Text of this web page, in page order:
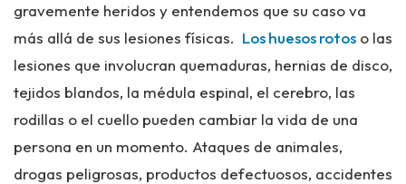
gravemente heridos y entendemos que su caso va
más allá de sus lesiones físicas. Los huesos rotos o las
lesiones que involucran quemaduras, hernias de disco,
tejidos blandos, la médula espinal, el cerebro, las
rodillas o el cuello pueden cambiar la vida de una
persona en un momento. Ataques de animales,
drogas peligrosas, productos defectuosos, accidentes